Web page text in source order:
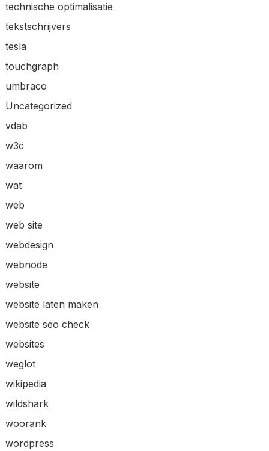
technische optimalisatie
tekstschrijvers
tesla
touchgraph
umbraco
Uncategorized
vdab
w3c
waarom
wat
web
web site
webdesign
webnode
website
website laten maken
website seo check
websites
weglot
wikipedia
wildshark
woorank
wordpress